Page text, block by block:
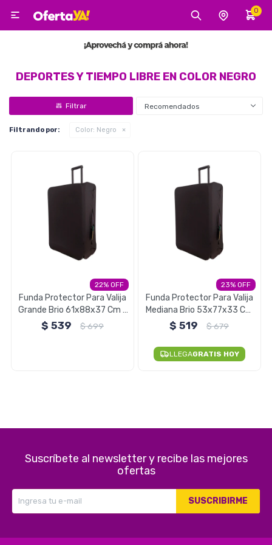
0

DEPORTES Y TIEMPO LIBRE EN COLOR NEGRO
Recomendados
Filtrando por: Color: Negro
22
Funda Protector Para Valija
Grande Brio 61x88x37 Cm -
Negro
$ 539 $699
23
Funda Protector Para Valija
Mediana Brio 53x77x33 Cm
- Negro
$ 519 $679
LLEGAGRATIS HOY
Suscríbete al newsletter y recibe las mejores
ofertas
SUSCRIBIRME
MI CUENTA
Tecnología
Tv, Audio y Video
Tecnología
Gaming
Electrodomésticos
Pequeños electrodomésticos
Deportes y Tiempo Libre